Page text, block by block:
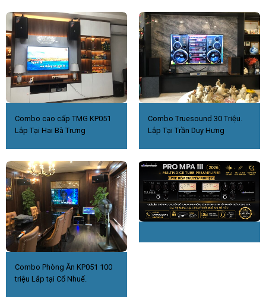
Combo cao cấp TMG KP051
Lắp Tại Hai Bà Trưng
Combo Truesound 30 Triệu.
Lắp Tại Trần Duy Hưng
Combo Phòng Ăn KP051 100
triệu Lắp tại Cổ Nhuế.